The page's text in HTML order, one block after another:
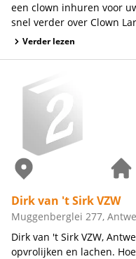
een clown inhuren voor
snel verder over Clown
Verder lezen
Dirk van 't Sirk VZW
Muggenberglei 277,
Dirk van 't Sirk VZW,
opvrolijken en lachen.